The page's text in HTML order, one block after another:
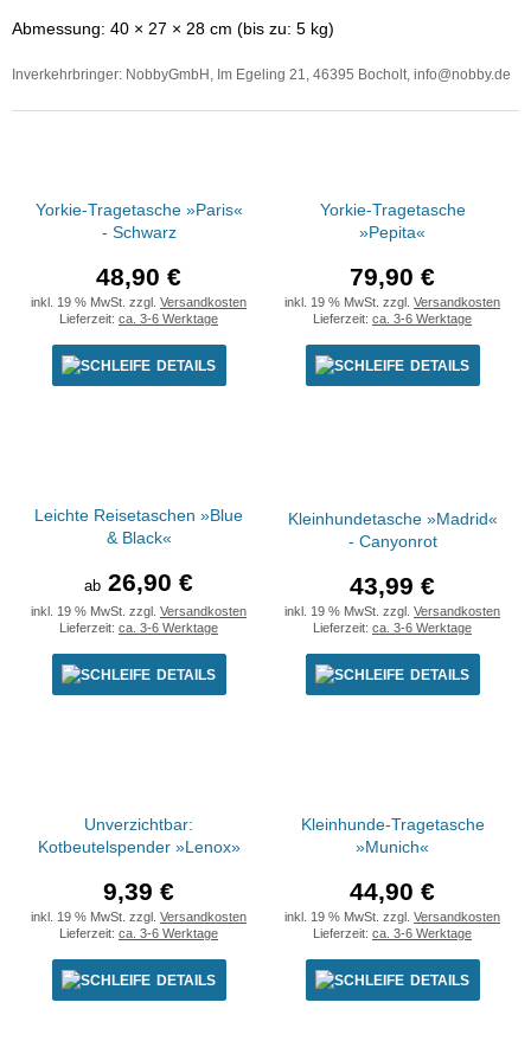
Abmessung: 40 × 27 × 28 cm (bis zu: 5 kg)
Inverkehrbringer: NobbyGmbH , Im Egeling 21, 46395 Bocholt, info@nobby.de
Yorkie-Tragetasche »Paris«
- Schwarz
48,90 €
inkl. 19 % MwSt. zzgl. Versandkosten
Lieferzeit: ca. 3-6 Werktage
DETAILS
Yorkie-Tragetasche
»Pepita«
79,90 €
inkl. 19 % MwSt. zzgl. Versandkosten
Lieferzeit: ca. 3-6 Werktage
DETAILS
Leichte Reisetaschen »Blue
& Black«
ab 26,90 €
inkl. 19 % MwSt. zzgl. Versandkosten
Lieferzeit: ca. 3-6 Werktage
DETAILS
Kleinhundetasche »Madrid«
- Canyonrot
43,99 €
inkl. 19 % MwSt. zzgl. Versandkosten
Lieferzeit: ca. 3-6 Werktage
DETAILS
Unverzichtbar:
Kotbeutelspender »Lenox»
9,39 €
inkl. 19 % MwSt. zzgl. Versandkosten
Lieferzeit: ca. 3-6 Werktage
DETAILS
Kleinhunde-Tragetasche
»Munich«
44,90 €
inkl. 19 % MwSt. zzgl. Versandkosten
Lieferzeit: ca. 3-6 Werktage
DETAILS